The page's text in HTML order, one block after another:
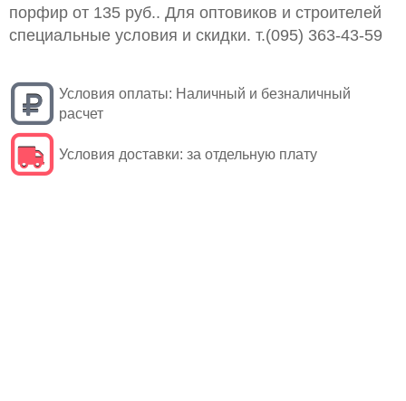
порфир от 135 руб.. Для оптовиков и строителей
специальные условия и скидки. т.(095) 363-43-59
Условия оплаты: Наличный и безналичный
расчет
Условия доставки: за отдельную плату